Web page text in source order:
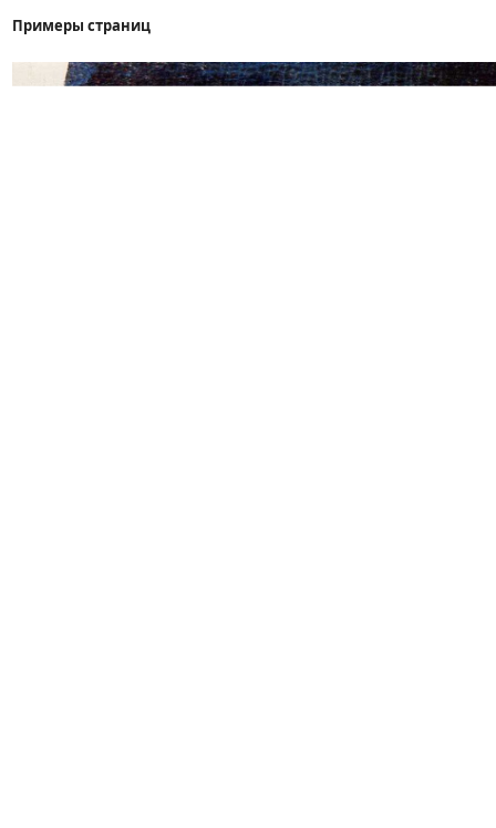
Примеры страниц